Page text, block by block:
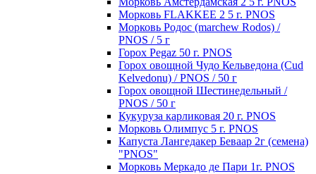
Морковь FLAKKEE 2 5 г. PNOS
Морковь Родос (marchew Rodos) /
PNOS / 5 г
Горох Pegaz 50 г. PNOS
Горох овощной Чудо Кельведона (Cud
Kelvedonu) / PNOS / 50 г
Горох овощной Шестинедельный /
PNOS / 50 г
Кукуруза карликовая 20 г. PNOS
Морковь Олимпус 5 г. PNOS
Капуста Лангедакер Беваар 2г (семена)
"PNOS"
Морковь Меркадо де Пари 1г. PNOS